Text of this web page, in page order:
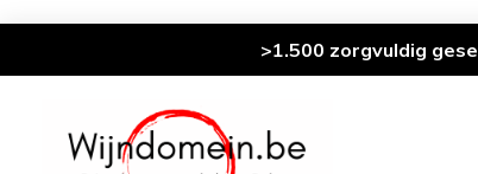
>1.500 zorgvuldig